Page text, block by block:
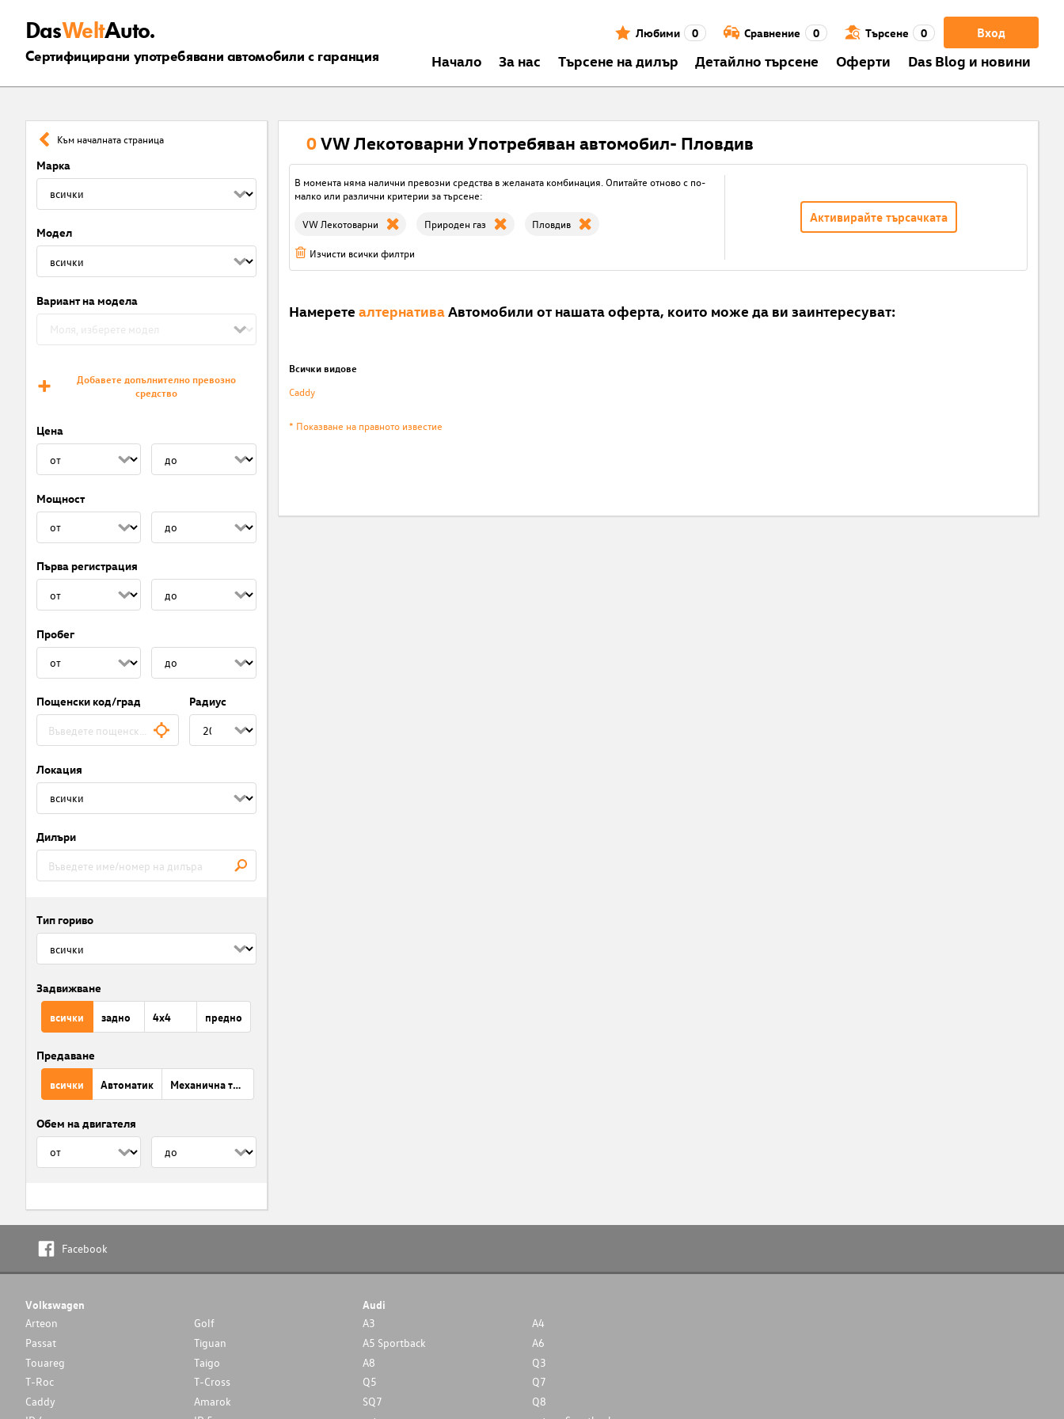
DasWeltAuto.
Сертифицирани употребявани автомобили с гаранция
Вход
Любими 0 Сравнение 0 Търсене 0
Началo За нас Търсене на дилър Детайлно търсене Оферти Das Blog и новини
Към началната страница
Марка
Модел
Вариант на модела
Добавете допълнително превозно
средство
Цена
Мощност
Първа регистрация
Пробег
Пощенски код/град Радиус
Локация
Дилъри
Тип гориво
Задвижване
всички задно 4x4 предно
Предаване
всички Автоматик Механична трансмисия
Обем на двигателя
0VW Лекотоварни Употребяван автомобил- Пловдив
В момента няма налични превозни средства в желаната комбинация. Опитайте отново с по-
малко или различни критерии за търсене:
VW Лекотоварни Природен газ Пловдив
Изчисти всички филтри
Активирайте търсачката
Намерете алтернатива Автомобили от нашата оферта, които може да ви заинтересуват:
Всички видове
Caddy
* Показване на правното известие
Facebook
Volkswagen
Arteon
Golf
Passat
Tiguan
Touareg
Taigo
T-Roc
T-Cross
Caddy
Amarok
Audi
A3
A4
A5 Sportback
A6
A8
Q3
Q5
Q7
SQ7
Q8